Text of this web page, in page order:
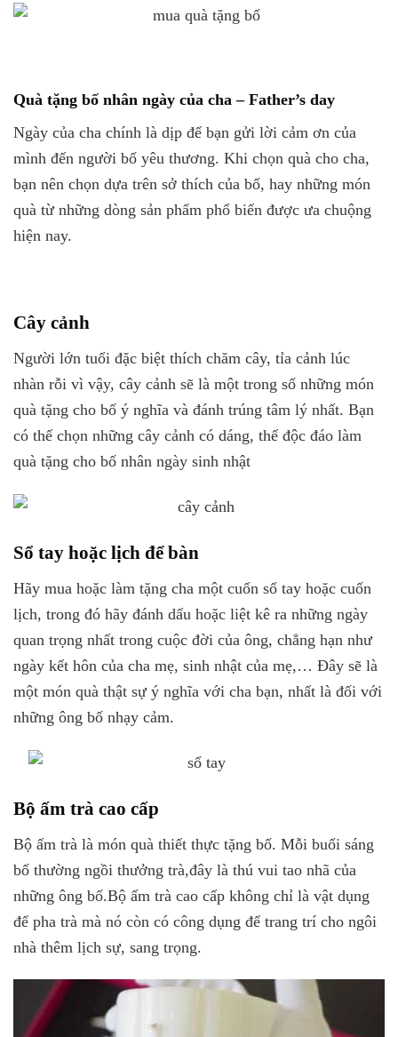
Quà tặng bố nhân ngày của cha – Father’s day
Ngày của cha chính là dịp để bạn gửi lời cảm ơn của
mình đến người bố yêu thương. Khi chọn quà cho cha,
bạn nên chọn dựa trên sở thích của bố, hay những món
quà từ những dòng sản phẩm phổ biến được ưa chuộng
hiện nay.
Cây cảnh
Người lớn tuổi đặc biệt thích chăm cây, tỉa cảnh lúc
nhàn rỗi vì vậy, cây cảnh sẽ là một trong số những món
quà tặng cho bố ý nghĩa và đánh trúng tâm lý nhất. Bạn
có thể chọn những cây cảnh có dáng, thế độc đáo làm
quà tặng cho bố nhân ngày sinh nhật
Sổ tay hoặc lịch để bàn
Hãy mua hoặc làm tặng cha một cuốn sổ tay hoặc cuốn
lịch, trong đó hãy đánh dấu hoặc liệt kê ra những ngày
quan trọng nhất trong cuộc đời của ông, chẳng hạn như
ngày kết hôn của cha mẹ, sinh nhật của mẹ,… Đây sẽ là
một món quà thật sự ý nghĩa với cha bạn, nhất là đối với
những ông bố nhạy cảm.
Bộ ấm trà cao cấp
Bộ ấm trà là món quà thiết thực tặng bố. Mỗi buổi sáng
bố thường ngồi thưởng trà,đây là thú vui tao nhã của
những ông bố.Bộ ấm trà cao cấp không chỉ là vật dụng
để pha trà mà nó còn có công dụng để trang trí cho ngôi
nhà thêm lịch sự, sang trọng.